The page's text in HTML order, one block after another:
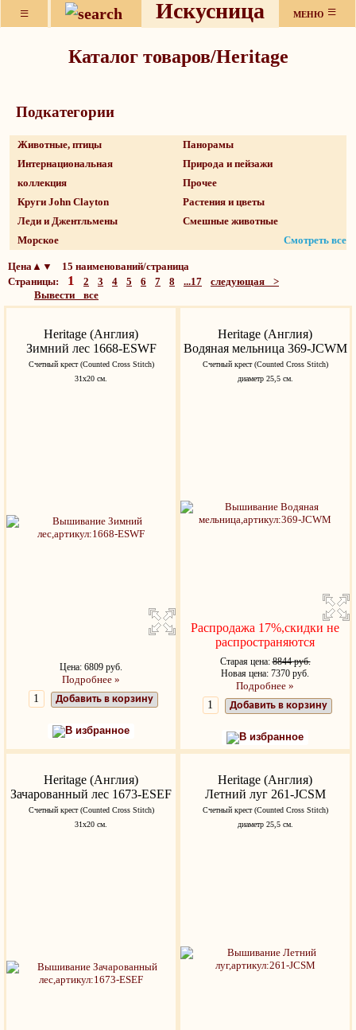
≡ Искусница МЕНЮ ≡
Каталог товаров/Heritage
Подкатeгории
Животные, птицы
Интернациональная
коллекция
Круги John Clayton
Леди и Джентльмены
Морское
Панорамы
Природа и пейзажи
Прочее
Растения и цветы
Смешные животные
Смотреть все
Цена▲▼ 15 наименований/страница
Страницы: 1 2 3 4 5 6 7 8 ...17
следующая >
Вывести все
Heritage (Англия)
Зимний лес 1668-ESWF
Счетный крест (Counted Cross Stitch)
31х20 см.
Цена: 6809 руб.
Подробнее »
Добавить в корзину
В избранное
Heritage (Англия)
Водяная мельница 369-JCWM
Счетный крест (Counted Cross Stitch)
диаметр 25,5 см.
Распродажа 17%,скидки не
распространяются
Старая цена:8844 руб.
Новая цена: 7370 руб.
Подробнее »
Добавить в корзину
В избранное
Heritage (Англия)
Зачарованный лес 1673-ESEF
Счетный крест (Counted Cross Stitch)
31х20 см.
Heritage (Англия)
Летний луг 261-JCSM
Счетный крест (Counted Cross Stitch)
диаметр 25,5 см.